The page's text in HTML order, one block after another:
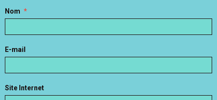
Nom
E-mail
Site Internet